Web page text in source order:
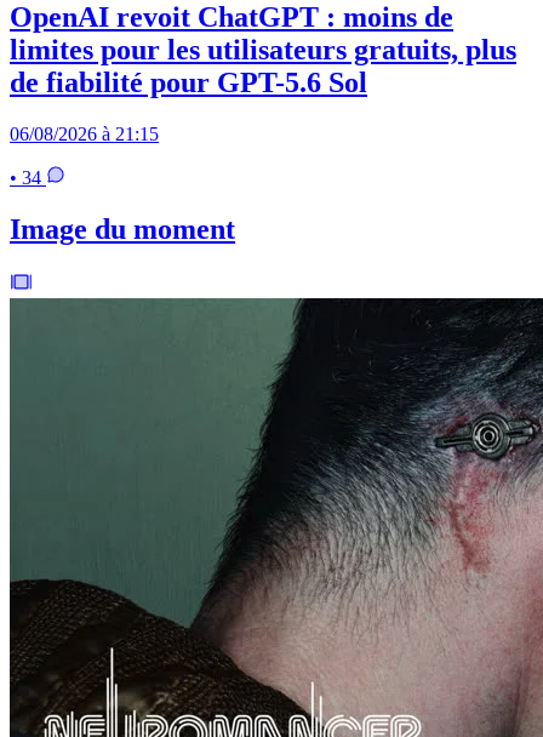
OpenAI revoit ChatGPT : moins de
limites pour les utilisateurs gratuits, plus
de fiabilité pour GPT-5.6 Sol
06/08/2026 à 21:15
• 34
Image du moment